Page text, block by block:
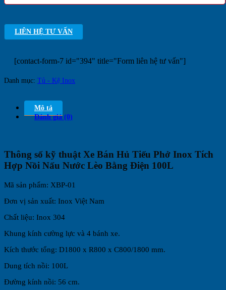
LIÊN HỆ TƯ VẤN
[contact-form-7 id="394" title="Form liên hệ tư vấn"]
Danh mục: Tủ - Kệ Inox
Mô tả
Đánh giá (0)
Thông số kỹ thuật Xe Bán Hủ Tiếu Phở Inox Tích
Hợp Nồi Nấu Nước Lèo Bằng Điện 100L
Mã sản phẩm: XBP-01
Đơn vị sản xuất: Inox Việt Nam
Chất liệu: Inox 304
Khung kính cường lực và 4 bánh xe.
Kích thước tổng: D1800 x R800 x C800/1800 mm.
Dung tích nồi: 100L
Đường kính nồi: 56 cm.